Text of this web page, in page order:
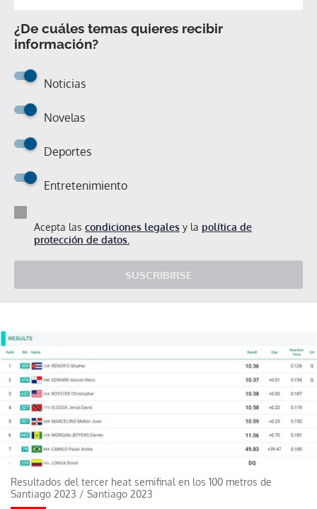
¿De cuáles temas quieres recibir
información?
Noticias
Novelas
Deportes
Entretenimiento
Acepta las condiciones legales y la política de
protección de datos.
SUSCRIBIRSE
Resultados del tercer heat semifinal en los 100 metros de
Santiago 2023 / Santiago 2023